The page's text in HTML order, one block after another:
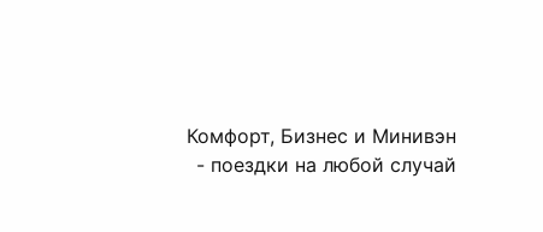
Комфорт, Бизнес и Минивэн
- поездки на любой случай